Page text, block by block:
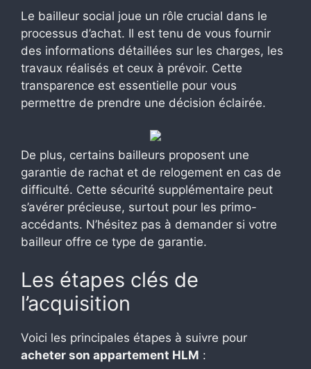
Le bailleur social joue un rôle crucial dans le
processus d’achat. Il est tenu de vous fournir
des informations détaillées sur les charges, les
travaux réalisés et ceux à prévoir. Cette
transparence est essentielle pour vous
permettre de prendre une décision éclairée.
De plus, certains bailleurs proposent une
garantie de rachat et de relogement en cas de
difficulté. Cette sécurité supplémentaire peut
s’avérer précieuse, surtout pour les primo-
accédants. N’hésitez pas à demander si votre
bailleur offre ce type de garantie.
Les étapes clés de
l’acquisition
Voici les principales étapes à suivre pour
acheter son appartement HLM :